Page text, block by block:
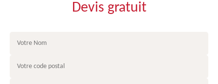
Devis gratuit